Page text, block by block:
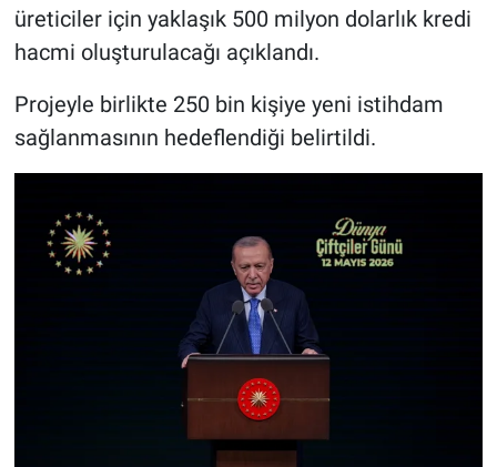
üreticiler için yaklaşık 500 milyon dolarlık kredi
hacmi oluşturulacağı açıklandı.
Projeyle birlikte 250 bin kişiye yeni istihdam
sağlanmasının hedeflendiği belirtildi.